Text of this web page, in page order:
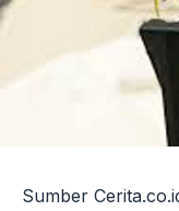
Sumber